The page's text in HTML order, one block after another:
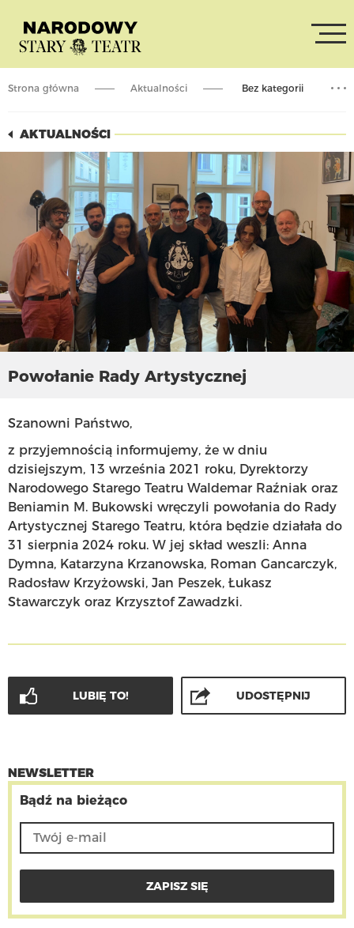
Strona główna Bez kategorii
Aktualności
AKTUALNOŚCI
Powołanie Rady Artystycznej
Szanowni Państwo,
z przyjemnością informujemy, że w dniu
dzisiejszym, 13 września 2021 roku, Dyrektorzy
Narodowego Starego Teatru Waldemar Raźniak oraz
Beniamin M. Bukowski wręczyli powołania do Rady
Artystycznej Starego Teatru, która będzie działała do
31 sierpnia 2024 roku. W jej skład weszli: Anna
Dymna, Katarzyna Krzanowska, Roman Gancarczyk,
Radosław Krzyżowski, Jan Peszek, Łukasz
Stawarczyk oraz Krzysztof Zawadzki.
LUBIĘ TO! UDOSTĘPNIJ
NEWSLETTER
Bądź na bieżąco